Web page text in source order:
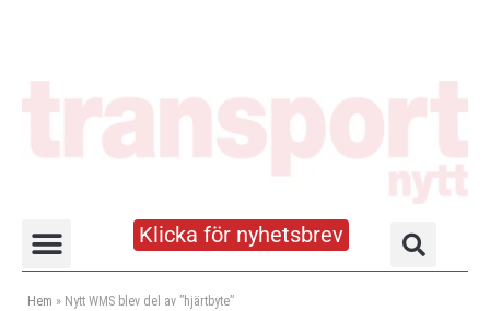
Klicka för nyhetsbrev
Hem » Nytt WMS blev del av ”hjärtbyte”